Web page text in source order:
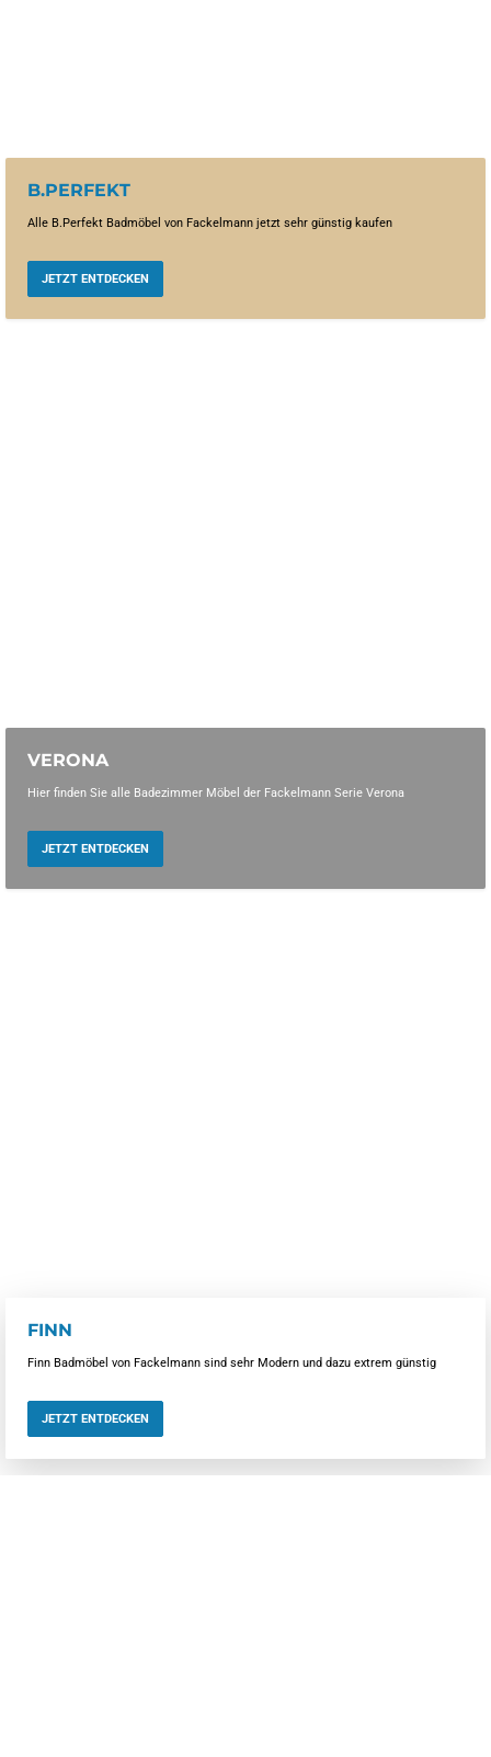
B.PERFEKT
Alle B.Perfekt Badmöbel von Fackelmann jetzt sehr günstig kaufen
JETZT ENTDECKEN
VERONA
Hier finden Sie alle Badezimmer Möbel der Fackelmann Serie Verona
JETZT ENTDECKEN
FINN
Finn Badmöbel von Fackelmann sind sehr Modern und dazu extrem günstig
JETZT ENTDECKEN